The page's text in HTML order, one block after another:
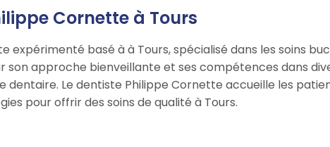
Cornette à Tours
expérimenté basé à à Tours, spécialisé dans les soins
approche bienveillante et ses compétences dans
dentaire. Le dentiste Philippe Cornette accueille les
pour offrir des soins de qualité à Tours.